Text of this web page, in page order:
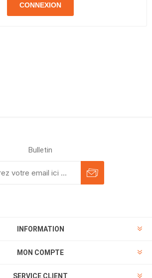
CONNEXION
Bulletin
INFORMATION
MON COMPTE
SERVICE CLIENT